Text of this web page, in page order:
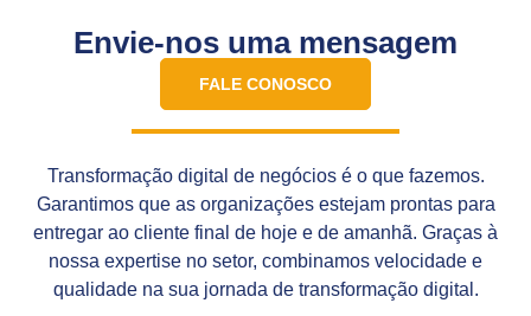
Envie-nos uma mensagem
FALE CONOSCO
Transformação digital de negócios é o que fazemos.
Garantimos que as organizações estejam prontas para
entregar ao cliente final de hoje e de amanhã. Graças à
nossa expertise no setor, combinamos velocidade e
qualidade na sua jornada de transformação digital.